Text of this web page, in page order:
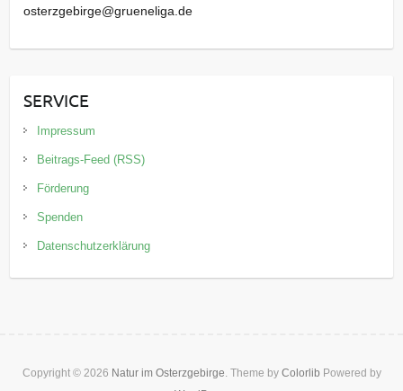
osterzgebirge@grueneliga.de
SERVICE
Impressum
Beitrags-Feed (RSS)
Förderung
Spenden
Datenschutzerklärung
Copyright © 2026 Natur im Osterzgebirge . Theme by Colorlib Powered by